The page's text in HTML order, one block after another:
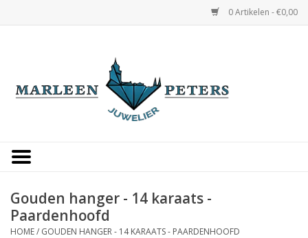
0 Artikelen - €0,00
Occasions
Gouden hanger - 14 karaats -
Paardenhoofd
HOME/ GOUDEN HANGER - 14 KARAATS - PAARDENHOOFD